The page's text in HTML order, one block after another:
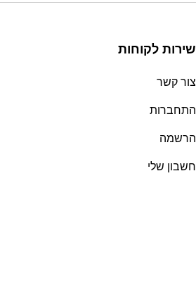
שירות לקוחות
צור קשר
התחברות
הרשמה
חשבון שלי